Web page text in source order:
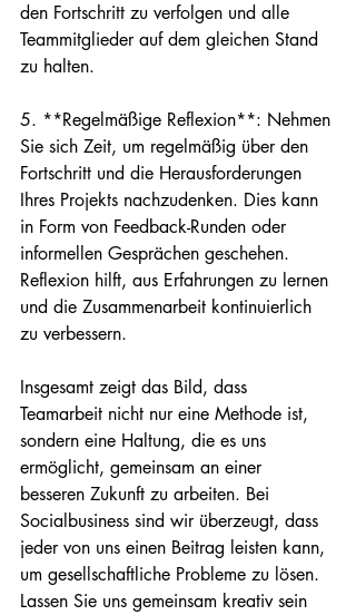
den Fortschritt zu verfolgen und alle
Teammitglieder auf dem gleichen Stand
zu halten.
5. **Regelmäßige Reflexion**: Nehmen
Sie sich Zeit, um regelmäßig über den
Fortschritt und die Herausforderungen
Ihres Projekts nachzudenken. Dies kann
in Form von Feedback-Runden oder
informellen Gesprächen geschehen.
Reflexion hilft, aus Erfahrungen zu lernen
und die Zusammenarbeit kontinuierlich
zu verbessern.
Insgesamt zeigt das Bild, dass
Teamarbeit nicht nur eine Methode ist,
sondern eine Haltung, die es uns
ermöglicht, gemeinsam an einer
besseren Zukunft zu arbeiten. Bei
Socialbusiness sind wir überzeugt, dass
jeder von uns einen Beitrag leisten kann,
um gesellschaftliche Probleme zu lösen.
Lassen Sie uns gemeinsam kreativ sein